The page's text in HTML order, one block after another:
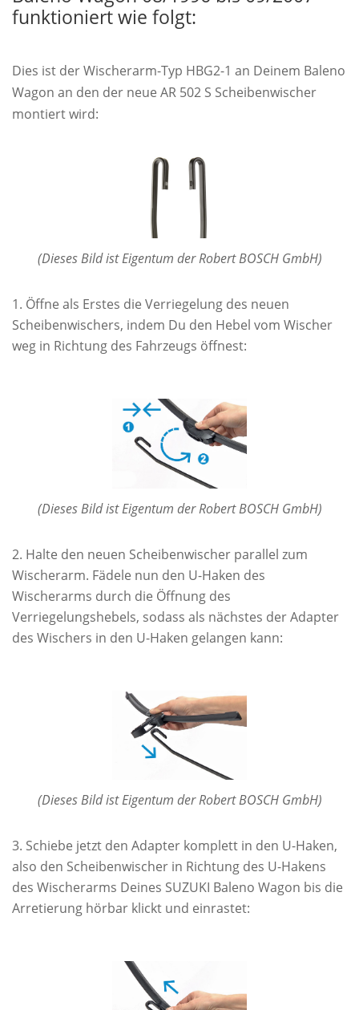
funktioniert wie folgt:
Dies ist der Wischerarm-Typ HBG2-1 an Deinem Baleno
Wagon an den der neue AR 502 S Scheibenwischer
montiert wird:
(Dieses Bild ist Eigentum der Robert BOSCH GmbH)
Öffne als Erstes die Verriegelung des neuen
Scheibenwischers, indem Du den Hebel vom Wischer
weg in Richtung des Fahrzeugs öffnest:
(Dieses Bild ist Eigentum der Robert BOSCH GmbH)
Halte den neuen Scheibenwischer parallel zum
Wischerarm. Fädele nun den U-Haken des
Wischerarms durch die Öffnung des
Verriegelungshebels, sodass als nächstes der Adapter
des Wischers in den U-Haken gelangen kann:
(Dieses Bild ist Eigentum der Robert BOSCH GmbH)
Schiebe jetzt den Adapter komplett in den U-Haken,
also den Scheibenwischer in Richtung des U-Hakens
des Wischerarms Deines SUZUKI Baleno Wagon bis die
Arretierung hörbar klickt und einrastet: